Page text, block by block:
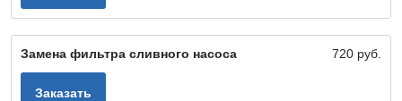
Замена фильтра сливного насоса 720 руб.
Заказать